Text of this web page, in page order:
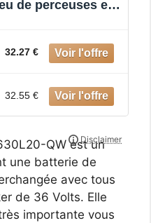
de perceuses et
32.27 €
32.55 €
QW est un
une batterie de
avec tous
de 36 Volts. Elle
importante vous